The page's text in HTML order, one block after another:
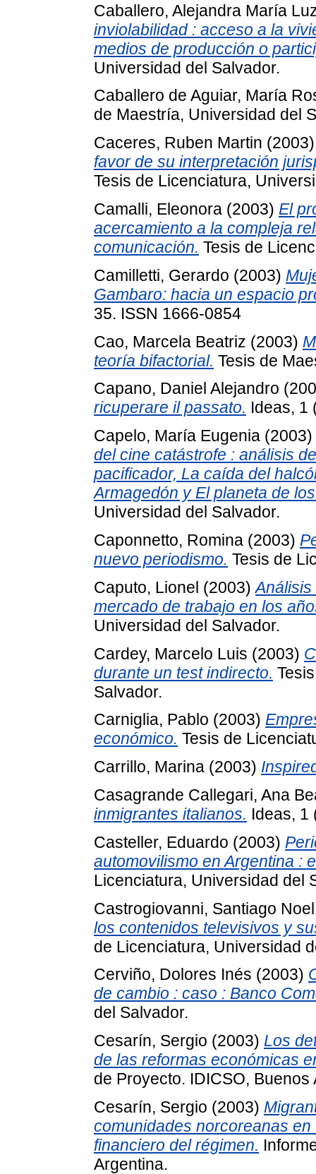
Caballero, Alejandra María
inviolabilidad : acceso a la
medios de producción o
Universidad del Salvador.
Caballero de Aguiar, María
de Maestría, Universidad del
Caceres, Ruben Martin
favor de su interpretación
Tesis de Licenciatura,
Camalli, Eleonora (2003) El
acercamiento a la compleja
comunicación. Tesis de
Camilletti, Gerardo (2003)
Gambaro: hacia un espacio
35. ISSN 1666-0854
Cao, Marcela Beatriz (2003)
teoría bifactorial. Tesis de
Capano, Daniel Alejandro
ricuperare il passato. Ideas, 1
Capelo, María Eugenia (2003)
del cine catástrofe : análisis
pacificador, La caída del
Armagedón y El planeta de
Universidad del Salvador.
Caponnetto, Romina (2003)
nuevo periodismo. Tesis de
Caputo, Lionel (2003)Análisis
mercado de trabajo en los
Universidad del Salvador.
Cardey, Marcelo Luis (2003)
durante un test indirecto.
Salvador.
Carniglia, Pablo (2003)
económico. Tesis de
Carrillo, Marina (2003)
Casagrande Callegari, Ana
inmigrantes italianos. Ideas, 1
Casteller, Eduardo (2003)
automovilismo en Argentina :
Licenciatura, Universidad del
Castrogiovanni, Santiago Noel
los contenidos televisivos y
de Licenciatura, Universidad
Cerviño, Dolores Inés (2003)
de cambio : caso : Banco
del Salvador.
Cesarín, Sergio (2003) Los
de las reformas económicas
de Proyecto. IDICSO,
Cesarín, Sergio (2003)
comunidades norcoreanas
financiero del régimen.
Argentina.